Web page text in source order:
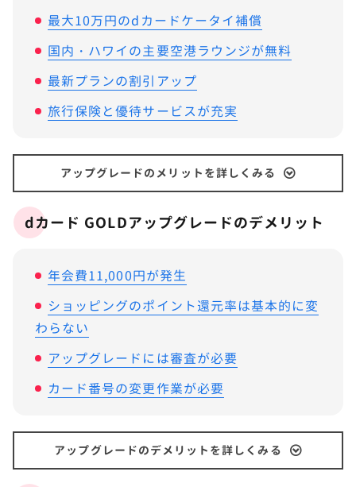
STEP.
「dカード GOLDへアップグレード」をタップ
最大10万円のdカードケータイ補償
国内・ハワイの主要空港ラウンジが無料
最新プランの割引アップ
旅行保険と優待サービスが充実
アップグレードのメリットを詳しくみる
dカード GOLDアップグレードのデメリット
年会費11,000円が発生
ショッピングのポイント還元率は基本的に変
わらない
アップグレードには審査が必要
カード番号の変更作業が必要
アップグレードのデメリットを詳しくみる